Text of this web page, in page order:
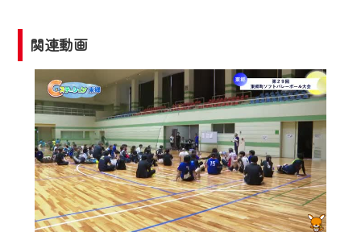
関連動画
2024年9月24日からはご加入者様へのサー
ビス向上のため、
『CCNet Web TV』を利用いただくには、
一部コンテンツを除き、
CCNetサービスへの加入と『CCNetマイ
ページ※』へのログインが必要となりま
す。
何卒、ご理解ご了承の程よろしくお願い
いたします。